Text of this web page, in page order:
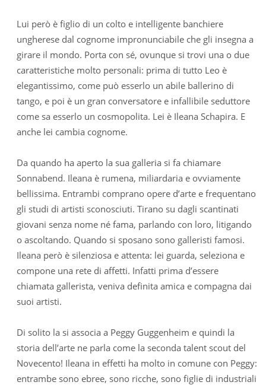
Lui però è figlio di un colto e intelligente banchiere
ungherese dal cognome impronunciabile che gli insegna a
girare il mondo. Porta con sé, ovunque si trovi una o due
caratteristiche molto personali: prima di tutto Leo è
elegantissimo, come può esserlo un abile ballerino di
tango, e poi è un gran conversatore e infallibile seduttore
come sa esserlo un cosmopolita. Lei è Ileana Schapira. E
anche lei cambia cognome.
Da quando ha aperto la sua galleria si fa chiamare
Sonnabend. Ileana è rumena, miliardaria e ovviamente
bellissima. Entrambi comprano opere d’arte e frequentano
gli studi di artisti sconosciuti. Tirano su dagli scantinati
giovani senza nome né fama, parlando con loro, litigando
o ascoltando. Quando si sposano sono galleristi famosi.
Ileana però è silenziosa e attenta: lei guarda, seleziona e
compone una rete di affetti. Infatti prima d’essere
chiamata gallerista, veniva definita amica e compagna dai
suoi artisti.
Di solito la si associa a Peggy Guggenheim e quindi la
storia dell’arte ne parla come la seconda talent scout del
Novecento! Ileana in effetti ha molto in comune con Peggy:
entrambe sono ebree, sono ricche, sono figlie di industriali